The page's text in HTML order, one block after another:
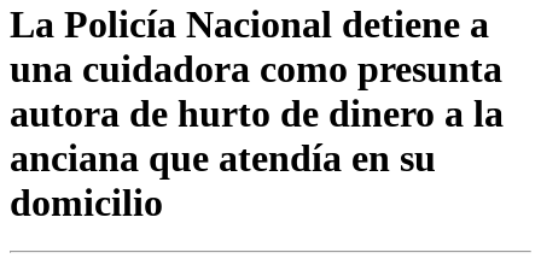
La Policía Nacional detiene a
una cuidadora como presunta
autora de hurto de dinero a la
anciana que atendía en su
domicilio